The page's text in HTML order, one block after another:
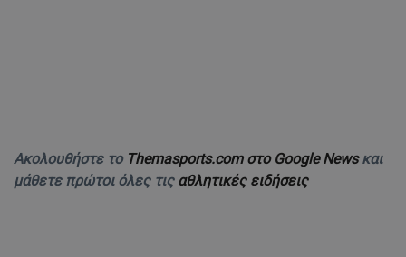
Ακολουθήστε το Themasports.com στο Google Newsκαι
μάθετε πρώτοι όλες τις αθλητικές ειδήσεις